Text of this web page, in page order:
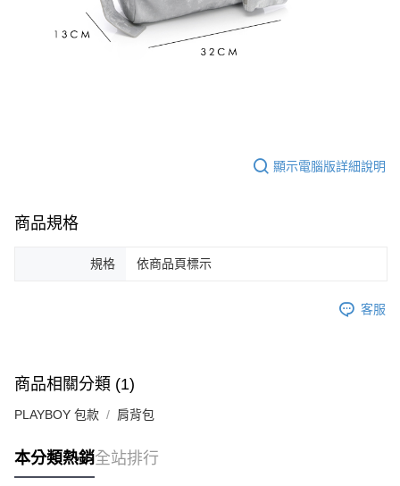
顯示電腦版詳細說明
商品規格
規格 依商品頁標示
客服
商品相關分類 (1)
PLAYBOY 包款 肩背包
本分類熱銷全站排行